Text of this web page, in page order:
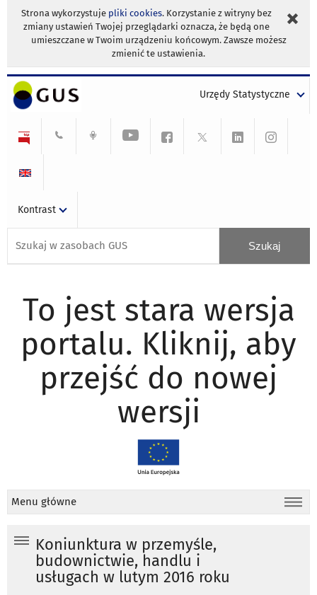
Strona wykorzystuje pliki cookies. Korzystanie z witryny bez
zmiany ustawień Twojej przeglądarki oznacza, że będą one
umieszczane w Twoim urządzeniu końcowym. Zawsze możesz
zmienić te ustawienia.
Urzędy Statystyczne
Kontrast
To jest stara wersja
portalu. Kliknij, aby
przejść do nowej
wersji
Menu główne
Koniunktura w przemyśle,
budownictwie, handlu i
usługach w lutym 2016 roku